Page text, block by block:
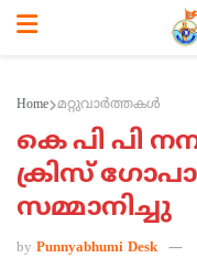
Home മറ്റുവാര്‍ത്തകള്‍
കെ പി പി
ക്രിസ്
സമ്മാനിച്ചു
by Punnyabhumi Desk